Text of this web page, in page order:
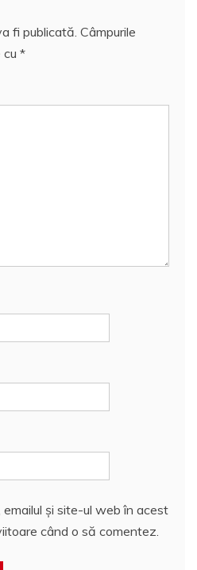
fi publicată. Câmpurile
*
și site-ul web în acest
când o să comentez.